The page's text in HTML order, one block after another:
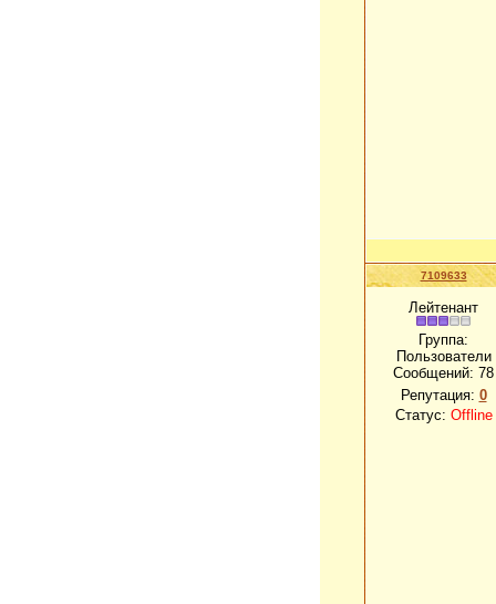
7109633
Лейтенант
Группа:
Пользователи
Сообщений: 78
Репутация: 0
Статус: Offline